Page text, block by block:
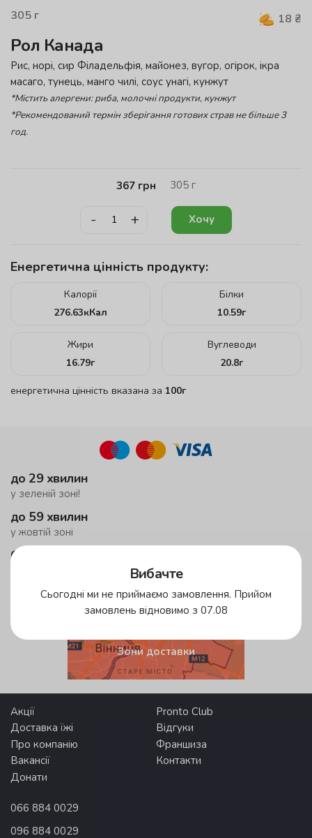
305 г 18 ₴
Рол Канада
Рис, норі, сир Філадельфія, майонез, вугор, огірок, ікра
масаго, тунець, манго чилі, соус унагі, кунжут
*Містить алергени: риба, молочні продукти, кунжут
*Рекомендований термін зберігання готових страв не більше 3
год.
367 грн 305 г
- + Хочу
Енергетична цінність продукту:
Калорії
276.63кКал
Білки
10.59г
Жири
16.79г
Вуглеводи
20.8г
енергетична цінність вказана за 100г
до 29 хвилин
у зеленій зоні!
до 59 хвилин
у жовтій зоні
безкоштовна доставка
у приміську зону
мінімальне замовлення 1500 грн
Зони доставки
Акції
Pronto Club
Доставка їжі
Відгуки
Про компанію
Франшиза
Вакансії
Контакти
Донати
066 884 0029
096 884 0029
Вибачте
Сьогодні ми не приймаємо замовлення. Прийом
замовлень відновимо з 07.08